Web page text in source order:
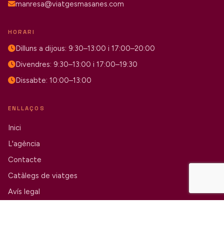
manresa@viatgesmasanes.com
HORARI
Dilluns a dijous: 9:30–13:00 i 17:00–20:00
Divendres: 9:30–13:00 i 17:00–19:30
Dissabte: 10:00–13:00
ENLLAÇOS
Inici
L'agència
Contacte
Catàlegs de viatges
Avís legal